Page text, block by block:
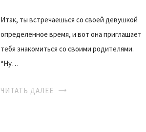
Итак, ты встречаешься со своей девушкой
определенное время, и вот она приглашает
тебя знакомиться со своими родителями.
“Ну…
ЧИТАТЬ ДАЛЕЕ